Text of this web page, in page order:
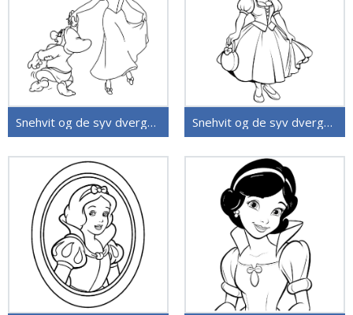
Snehvit og de syv dvergene (34) Snehvit og de syv dvergene (33)